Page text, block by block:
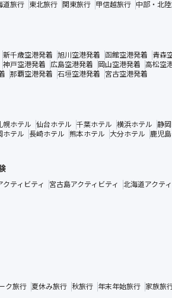
道旅行 東北旅行 関東旅行 甲信越旅行 中部・北
新千歳空港発着 旭川空港発着 函館空港発着 青森
神戸空港発着 広島空港発着 岡山空港発着 高松空
那覇空港発着 石垣空港発着 宮古空港発着
幌ホテル 仙台ホテル 千葉ホテル 横浜ホテル 静
ホテル 長崎ホテル 熊本ホテル 大分ホテル 鹿児
クティビティ 宮古島アクティビティ 北海道アクテ
ク旅行 夏休み旅行 秋旅行 年末年始旅行 家族旅